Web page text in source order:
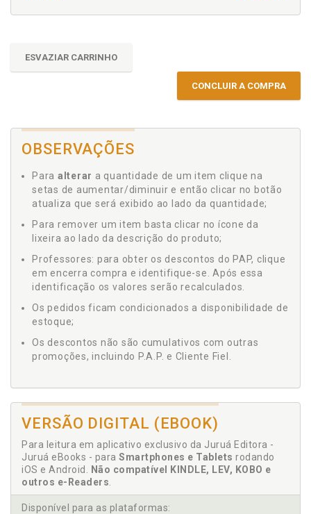
ESVAZIAR CARRINHO
CONCLUIR A COMPRA
OBSERVAÇÕES
Para alterar a quantidade de um item clique na
setas de aumentar/diminuir e então clicar no botão
atualiza que será exibido ao lado da quantidade;
Para remover um item basta clicar no ícone da
lixeira ao lado da descrição do produto;
Professores: para obter os descontos do PAP, clique
em encerra compra e identifique-se. Após essa
identificação os valores serão recalculados.
Os pedidos ficam condicionados a disponibilidade de
estoque;
Os descontos não são cumulativos com outras
promoções, incluindo P.A.P. e Cliente Fiel.
VERSÃO DIGITAL (EBOOK)
Para leitura em aplicativo exclusivo da Juruá Editora -
Juruá eBooks - para Smartphones e Tablets rodando
iOS e Android.
Não compatível KINDLE, LEV, KOBO e
outros e-Readers
Disponível para as plataformas: